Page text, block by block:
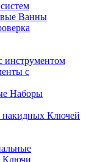
Ванны
инструментом
с
Наборы
Ключей
Ключи